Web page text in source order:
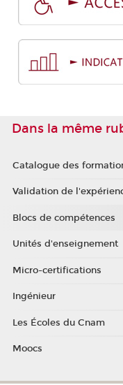
Dans la même
Catalogue des
Validation de
Blocs de compétences
Unités d'enseignement
Micro-certifications
Ingénieur
Les Écoles du Cnam
Moocs